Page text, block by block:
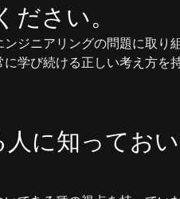
さい。
ジニアリングの問題に取り
学び続ける正しい考え方を
に知ってお